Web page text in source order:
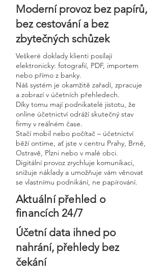
Moderní provoz bez papírů,
bez cestování a bez
zbytečných schůzek
Veškeré doklady klienti posílají
elektronicky: fotografií, PDF, importem
nebo přímo z banky.
Náš systém je okamžitě zařadí, zpracuje
a zobrazí v účetních přehledech.
Díky tomu mají podnikatelé jistotu, že
online účetnictví odráží skutečný stav
firmy v reálném čase.
Stačí mobil nebo počítač – účetnictví
běží ontime, ať jste v centru Prahy, Brně,
Ostravě, Plzni nebo v malé obci.
Digitální provoz zrychluje komunikaci,
snižuje náklady a umožňuje vám věnovat
se vlastnímu podnikání, ne papírování.
Aktuální přehled o
financích 24/7
Účetní data ihned po
nahrání, přehledy bez
čekání